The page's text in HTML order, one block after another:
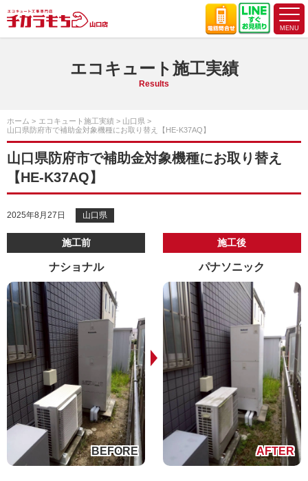
エコキュート施工実績
Results
ホーム エコキュート施工実績
山口県
山口県防府市で補助金対象機種にお取り替え【HE-K37AQ】
山口県防府市で補助金対象機種にお取り替え
【HE-K37AQ】
2025年8月27日 山口県
施工前
ナショナル
施工後
パナソニック